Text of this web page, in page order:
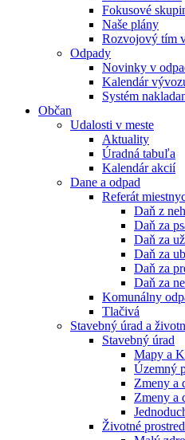
Fokusové
Naše plány
Rozvojový tím
Odpady
Novinky v
Kalendár
Systém
Občan
Udalosti v meste
Aktuality
Úradná tabuľa
Kalendár akcií
Dane a odpad
Referát
Daň z
Daň za
Daň za
Daň za
Daň za
Daň za
Komunálny
Tlačivá
Stavebný úrad a
Stavebný úrad
Mapy a
Územný
Zmeny a
Zmeny a
Životné